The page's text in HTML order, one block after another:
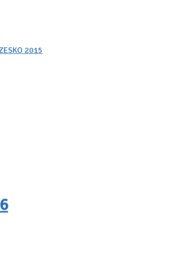
2015